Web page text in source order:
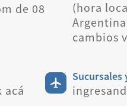
de 08
(hora
cambios
acá